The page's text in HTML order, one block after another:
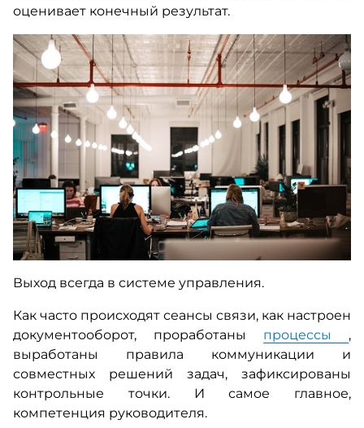
оценивает конечный результат.
Выход всегда в системе управления.
Как часто происходят сеансы связи, как настроен
документооборот, проработаны процессы ,
выработаны правила коммуникации и
совместных решений задач, зафиксированы
контрольные точки. И самое главное,
компетенция руководителя.